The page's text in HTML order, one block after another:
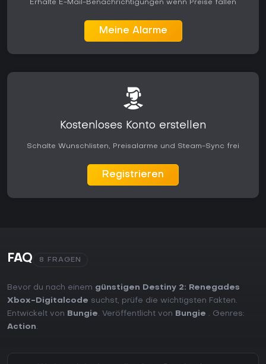
Erhalte E-Mail-Benachrichtigungen wenn Preise fallen
Meine Alarme
Kostenloses Konto erstellen
Schalte Wunschlisten, Preisalarme und Steam-Sync frei
Registrieren
FAQ 8 FRAGEN
Bevor du nach einem günstigen Destiny 2: Renegades
Xbox-Digitalcode suchst, prüfe die wichtigsten Fakten.
Entwickelt von
Bungie. Veröffentlicht von Bungie . Genres:
Action.